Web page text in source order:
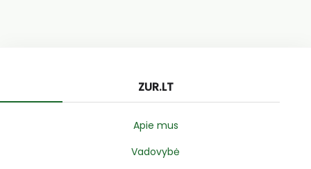
ZUR.LT
Apie mus
Vadovybė